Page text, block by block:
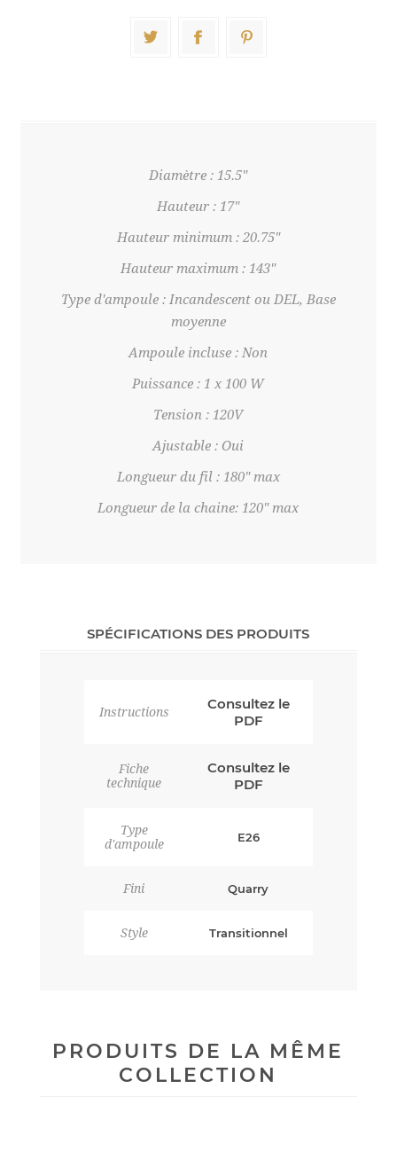
Diamètre : 15.5"
Hauteur : 17"
Hauteur minimum : 20.75"
Hauteur maximum : 143"
Type d'ampoule : Incandescent ou DEL, Base
moyenne
Ampoule incluse : Non
Puissance : 1 x 100 W
Tension : 120V
Ajustable : Oui
Longueur du fil : 180" max
Longueur de la chaine: 120" max
SPÉCIFICATIONS DES PRODUITS
Instructions
Consultez le
PDF
Fiche
technique
Consultez le
PDF
Type
d'ampoule
E26
Fini Quarry
Style Transitionnel
PRODUITS DE LA MÊME
COLLECTION